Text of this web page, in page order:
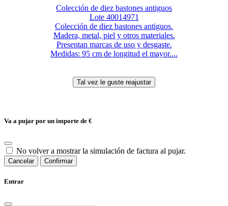
Colección de diez bastones antiguos
Lote 40014971
Colección de diez bastones antiguos.
Madera, metal, piel y otros materiales.
Presentan marcas de uso y desgaste.
Medidas: 95 cm de longitud el mayor....
Va a pujar por un importe de €
No volver a mostrar la simulación de factura al pujar.
Cancelar Confirmar
Entrar